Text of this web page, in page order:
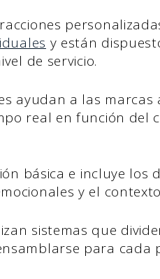
y están
de servicio.
ayudan a las
real en función del
básica e incluye los
y el
sistemas que
para cada